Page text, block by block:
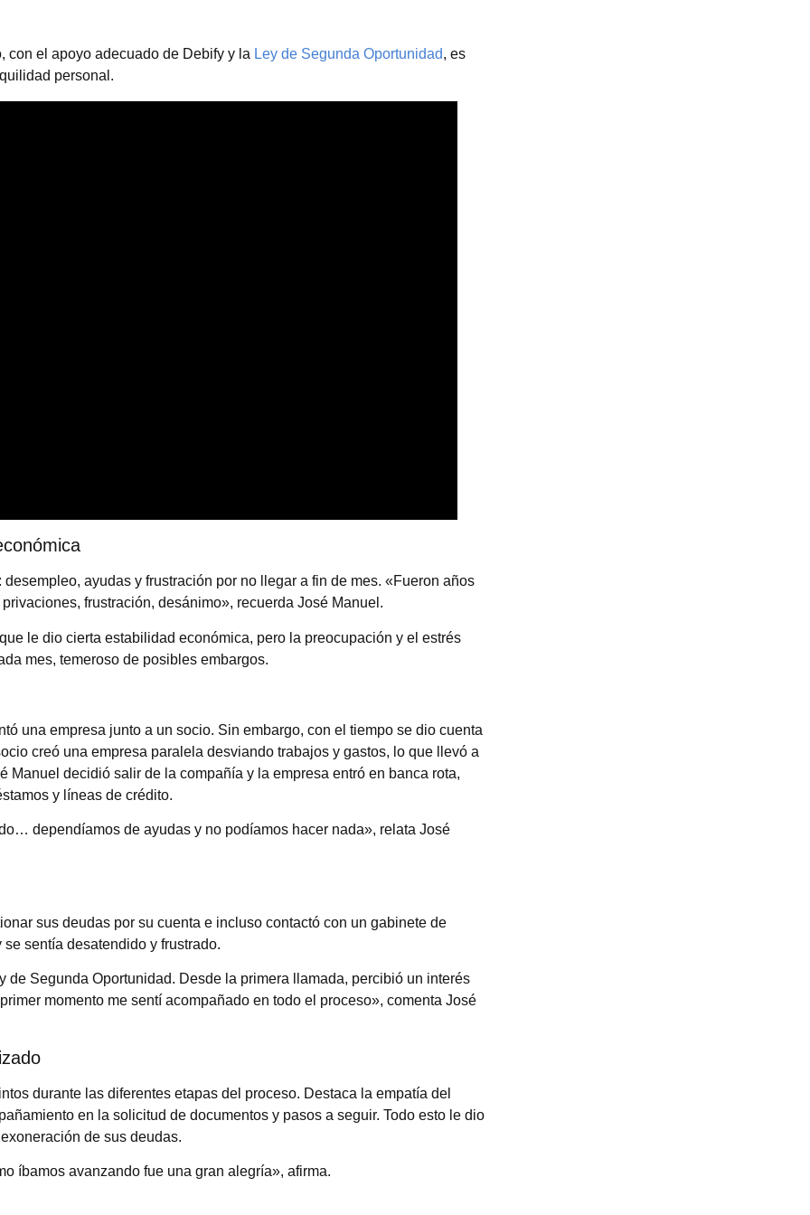
con el apoyo adecuado de Debify y la Ley de Segunda Oportunidad, es
personal.
ayudas y frustración por no llegar a fin de mes. «Fueron años
frustración, desánimo», recuerda José Manuel.
le dio cierta estabilidad económica, pero la preocupación y el estrés
mes, temeroso de posibles embargos.
una empresa junto a un socio. Sin embargo, con el tiempo se dio cuenta
creó una empresa paralela desviando trabajos y gastos, lo que llevó a
Manuel decidió salir de la compañía y la empresa entró en banca rota,
y líneas de crédito.
dependíamos de ayudas y no podíamos hacer nada», relata José
sus deudas por su cuenta e incluso contactó con un gabinete de
sentía desatendido y frustrado.
de Segunda Oportunidad. Desde la primera llamada, percibió un interés
momento me sentí acompañado en todo el proceso», comenta José
durante las diferentes etapas del proceso. Destaca la empatía del
en la solicitud de documentos y pasos a seguir. Todo esto le dio
de sus deudas.
íbamos avanzando fue una gran alegría», afirma.